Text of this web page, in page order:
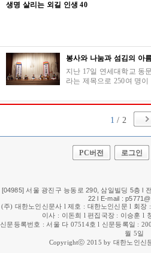
생명 살리는 외길 인생 40
봉사와 나눔과 섬김의 아
지난 17일 연세대학교 동
라는 제목으로 250여 명
뉴...
1 / 2
PC버전 로그인
[04985] 서울 광진구 능동로 290, 삼일빌딩 5층 l
22 l E-mail :
(주) 대한노인신문사 l 제호 : 대한노인신문 l 회장
이사 : 이돈희 l 편집국장 : 이승훈 l
신문등록번호 : 서울 다 07514호 l 신문등록일 :
월 5일
Copyrightⓒ 2015 by 대한노인신